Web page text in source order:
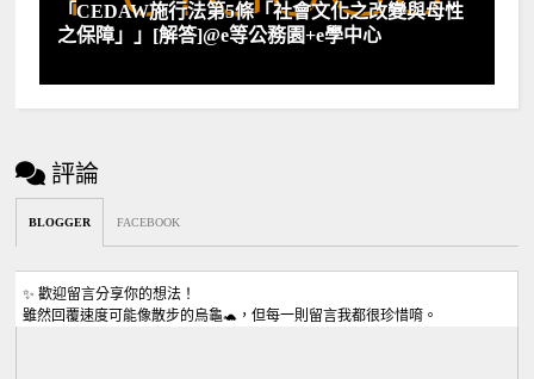
「CEDAW施行法第5條「社會文化之改變與母性
之保障」」[解答]@e等公務園+e學中心
評論
BLOGGER FACEBOOK
✨ 歡迎留言分享你的想法！
雖然回覆速度可能像散步的烏龜🐢，但每一則留言我都很珍惜唷。